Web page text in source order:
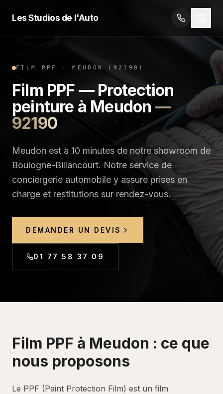
Les Studios de l'Auto
FILM PPF ·MEUDON ( 92190 )
Film PPF — Protection
peinture à Meudon —
92190
Meudon est à 10 minutes de notre showroom de
Boulogne-Billancourt. Notre service de
conciergerie automobile y assure prises en
charge et restitutions sur rendez-vous.
DEMANDER UN DEVIS
01 77 58 37 09
Film PPF à Meudon : ce que
nous proposons
Le PPF (Paint Protection Film) est un film